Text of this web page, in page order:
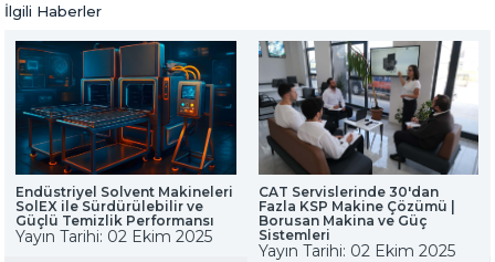
İlgili Haberler
Endüstriyel Solvent Makineleri
SolEX ile Sürdürülebilir ve
Güçlü Temizlik Performansı
Yayın Tarihi: 02 Ekim 2025
CAT Servislerinde 30'dan
Fazla KSP Makine Çözümü |
Borusan Makina ve Güç
Sistemleri
Yayın Tarihi: 02 Ekim 2025